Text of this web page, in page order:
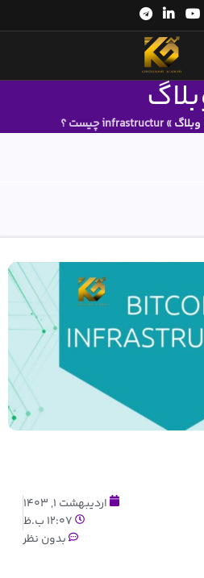
وبلاگ»infrastructur چیست ؟
اردیبهشت 1, 1403
12:07 ب.ظ
بدون نظر